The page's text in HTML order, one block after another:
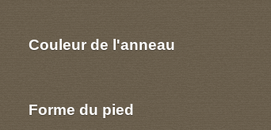
Couleur de l'anneau
Forme du pied